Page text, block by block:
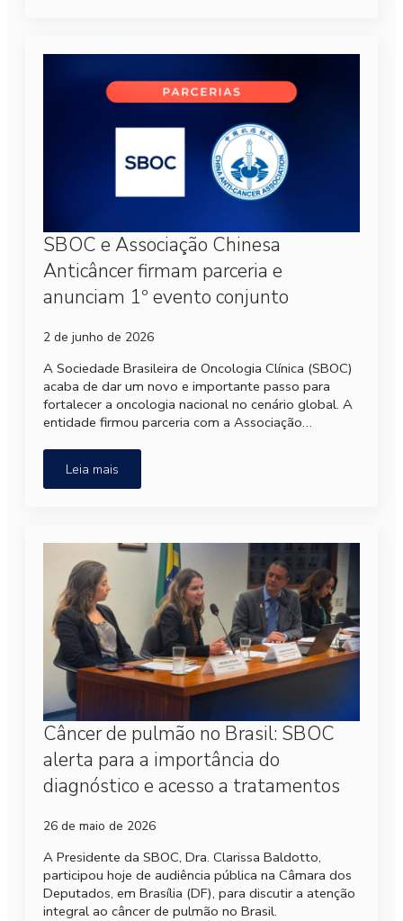
SBOC e Associação Chinesa
Anticâncer firmam parceria e
anunciam 1º evento conjunto
2 de junho de 2026
A Sociedade Brasileira de Oncologia Clínica (SBOC)
acaba de dar um novo e importante passo para
fortalecer a oncologia nacional no cenário global. A
entidade firmou parceria com a Associação…
Leia mais
Câncer de pulmão no Brasil: SBOC
alerta para a importância do
diagnóstico e acesso a tratamentos
26 de maio de 2026
A Presidente da SBOC, Dra. Clarissa Baldotto,
participou hoje de audiência pública na Câmara dos
Deputados, em Brasília (DF), para discutir a atenção
integral ao câncer de pulmão no Brasil.